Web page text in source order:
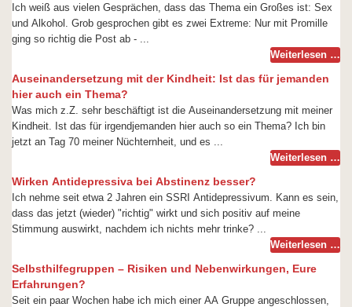
Ich weiß aus vielen Gesprächen, dass das Thema ein Großes ist: Sex
und Alkohol. Grob gesprochen gibt es zwei Extreme: Nur mit Promille
ging so richtig die Post ab - ...
Weiterlesen …
Auseinandersetzung mit der Kindheit: Ist das für jemanden
hier auch ein Thema?
Was mich z.Z. sehr beschäftigt ist die Auseinandersetzung mit meiner
Kindheit. Ist das für irgendjemanden hier auch so ein Thema? Ich bin
jetzt an Tag 70 meiner Nüchternheit, und es ...
Weiterlesen …
Wirken Antidepressiva bei Abstinenz besser?
Ich nehme seit etwa 2 Jahren ein SSRI Antidepressivum. Kann es sein,
dass das jetzt (wieder) "richtig" wirkt und sich positiv auf meine
Stimmung auswirkt, nachdem ich nichts mehr trinke? ...
Weiterlesen …
Selbsthilfegruppen – Risiken und Nebenwirkungen, Eure
Erfahrungen?
Seit ein paar Wochen habe ich mich einer AA Gruppe angeschlossen,